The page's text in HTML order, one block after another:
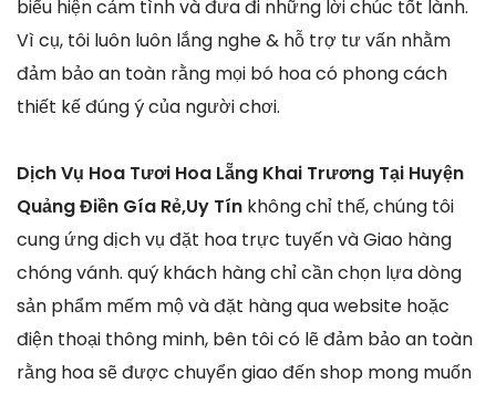
biểu hiện cảm tình và đưa đi những lời chúc tốt lành.
Vì cụ, tôi luôn luôn lắng nghe & hỗ trợ tư vấn nhằm
đảm bảo an toàn rằng mọi bó hoa có phong cách
thiết kế đúng ý của người chơi.
Dịch Vụ Hoa Tươi Hoa Lẵng Khai Trương Tại Huyện
Quảng Điền Gía Rẻ,Uy Tín không chỉ thế, chúng tôi
cung ứng dịch vụ đặt hoa trực tuyến và Giao hàng
chóng vánh. quý khách hàng chỉ cần chọn lựa dòng
sản phẩm mếm mộ và đặt hàng qua website hoặc
điện thoại thông minh, bên tôi có lẽ đảm bảo an toàn
rằng hoa sẽ được chuyển giao đến shop mong muốn